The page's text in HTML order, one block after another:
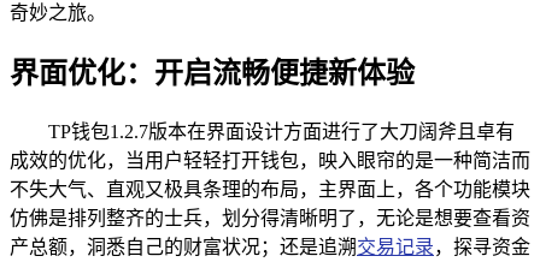
奇妙之旅。
界面优化：开启流畅便捷新体验
TP钱包1.2.7版本在界面设计方面进行了大刀阔斧且卓有
成效的优化，当用户轻轻打开钱包，映入眼帘的是一种简洁而
不失大气、直观又极具条理的布局，主界面上，各个功能模块
仿佛是排列整齐的士兵，划分得清晰明了，无论是想要查看资
产总额，洞悉自己的财富状况；还是追溯交易记录，探寻资金